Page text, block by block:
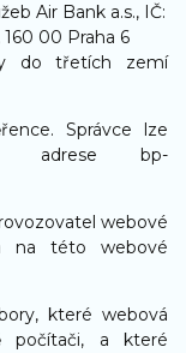
Air Bank a.s., IČ:
160 00 Praha 6
do třetích zemí
Správce lze
adrese bp-
webové
na této webové
které webová
počítači, a které